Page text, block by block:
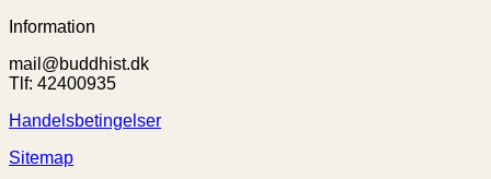
Information
mail@buddhist.dk
Tlf: 42400935
Handelsbetingelser
Sitemap